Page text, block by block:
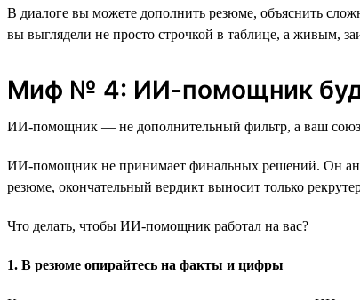
В диалоге вы можете дополнить резюме, объяснить
вы выглядели не просто строчкой в таблице, а живым,
Миф № 4: ИИ-помощник
ИИ-помощник — не дополнительный фильтр, а ваш
ИИ-помощник не принимает финальных решений. Он
резюме, окончательный вердикт выносит только
Что делать, чтобы ИИ-помощник работал на вас?
1. В резюме опирайтесь на факты и цифры